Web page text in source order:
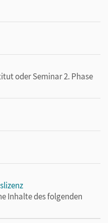
oder Seminar 2. Phase
Inhalte des folgenden